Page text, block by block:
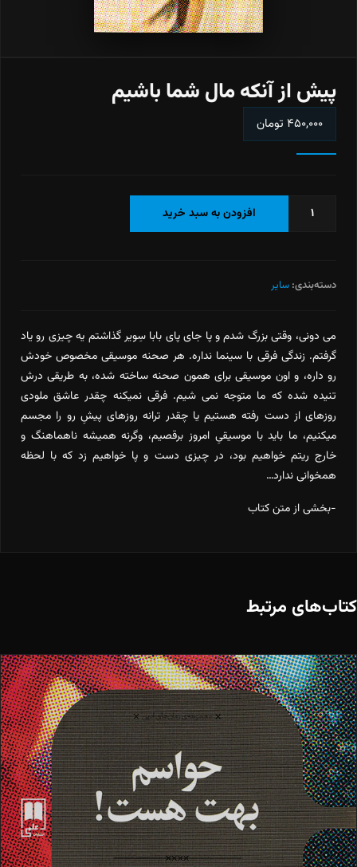
پیش از آنکه مال شما باشیم
۴۵۰,۰۰۰ تومان
شما
افزودن به سبد خرید
دسته‌بندی: سایر
می دونی، وقتی بزرگ شدم و پا جای پای بابا سِویر گذاشتم یه چیزی رو یاد
گرفتم. زندگی فرقی با سینما نداره. هر صحنه موسیقی مخصوص خودش
رو داره، و اون موسیقی برای همون صحنه ساخته شده، به طریقی درش
تنیده شده که ما متوجه نمی شیم. فرقی نمیکنه چقدر عاشق ملودی
روزهای از دست رفته هستیم یا چقدر ترانه روزهای پیشِ رو را مجسم
میکنیم، ما باید با موسیقیِ امروز برقصیم، وگرنه همیشه ناهماهنگ و
خارج ریتم خواهیم بود، در چیزی دست و پا خواهیم زد که با لحظه
همخوانی ندارد…
-بخشی از متن کتاب
کتاب‌های مرتبط